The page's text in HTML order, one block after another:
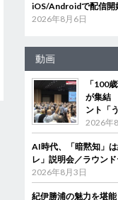
iOS/Androidで配信開
2026年8月6日
動画
「100
が集結
ント「
2026年
AI時代、「暗黙知」
レ」説明会／ラウン
2026年8月3日
紀伊勝浦の魅力を堪